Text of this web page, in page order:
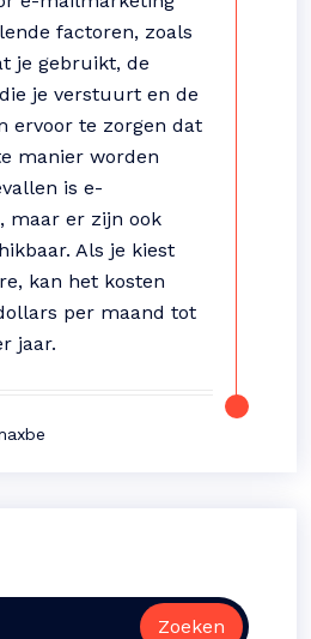
factoren, zoals
je gebruikt, de
je verstuurt en de
ervoor te zorgen dat
manier worden
is e-
maar er zijn ook
Als je kiest
kan het kosten
per maand tot
jaar.
Zoeken